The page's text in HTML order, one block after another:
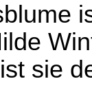
sie